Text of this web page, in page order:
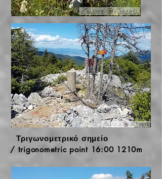
Τριγωνομετρικό σημείο
/ trigonometric point 16:00 1210m